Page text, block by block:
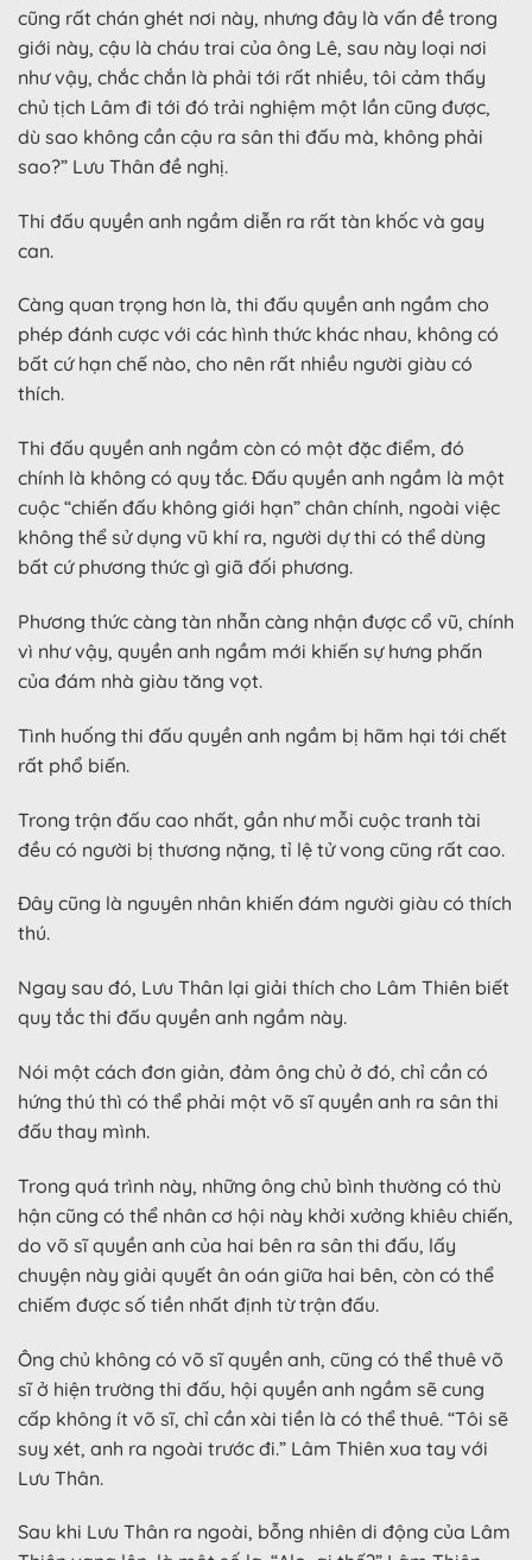
cũng rất chán ghét nơi này, nhưng đây là vấn đề trong
giới này, cậu là cháu trai của ông Lê, sau này loại nơi
như vậy, chắc chắn là phải tới rất nhiều, tôi cảm thấy
chủ tịch Lâm đi tới đó trải nghiệm một lần cũng được,
dù sao không cần cậu ra sân thi đấu mà, không phải
sao?” Lưu Thân đề nghị.
Thi đấu quyền anh ngầm diễn ra rất tàn khốc và gay
can.
Càng quan trọng hơn là, thi đấu quyền anh ngầm cho
phép đánh cược với các hình thức khác nhau, không có
bất cứ hạn chế nào, cho nên rất nhiều người giàu có
thích.
Thi đấu quyền anh ngầm còn có một đặc điểm, đó
chính là không có quy tắc. Đấu quyền anh ngầm là một
cuộc “chiến đấu không giới hạn” chân chính, ngoài việc
không thể sử dụng vũ khí ra, người dự thi có thể dùng
bất cứ phương thức gì giã đối phương.
Phương thức càng tàn nhẫn càng nhận được cổ vũ, chính
vì như vậy, quyền anh ngầm mới khiến sự hưng phấn
của đám nhà giàu tăng vọt.
Tình huống thi đấu quyền anh ngầm bị hãm hại tới chết
rất phổ biến.
Trong trận đấu cao nhất, gần như mỗi cuộc tranh tài
đều có người bị thương nặng, tỉ lệ tử vong cũng rất cao.
Đây cũng là nguyên nhân khiến đám người giàu có thích
thú.
Ngay sau đó, Lưu Thân lại giải thích cho Lâm Thiên biết
quy tắc thi đấu quyền anh ngầm này.
Nói một cách đơn giản, đảm ông chủ ở đó, chỉ cần có
hứng thú thì có thể phải một võ sĩ quyền anh ra sân thi
đấu thay mình.
Trong quá trình này, những ông chủ bình thường có thù
hận cũng có thể nhân cơ hội này khởi xưởng khiêu chiến,
do võ sĩ quyền anh của hai bên ra sân thi đấu, lấy
chuyện này giải quyết ân oán giữa hai bên, còn có thể
chiếm được số tiền nhất định từ trận đấu.
Ông chủ không có võ sĩ quyền anh, cũng có thể thuê võ
sĩ ở hiện trường thi đấu, hội quyền anh ngầm sẽ cung
cấp không ít võ sĩ, chỉ cần xài tiền là có thể thuê. “Tôi sẽ
suy xét, anh ra ngoài trước đi.” Lâm Thiên xua tay với
Lưu Thân.
Sau khi Lưu Thân ra ngoài, bỗng nhiên di động của Lâm